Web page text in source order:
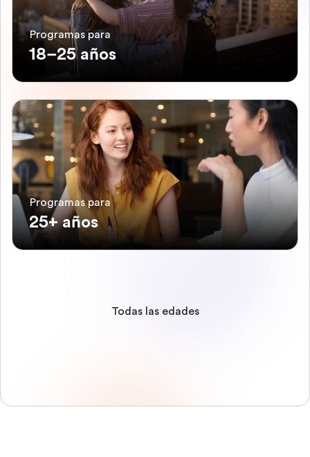
Programas para
18–25 años
Programas para
25+ años
Todas las edades